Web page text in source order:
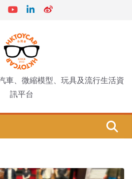
車、微縮模型、玩具及流行生活資
訊平台